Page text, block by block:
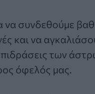
να συνδεθούμε
και να
των
όφελός μας.